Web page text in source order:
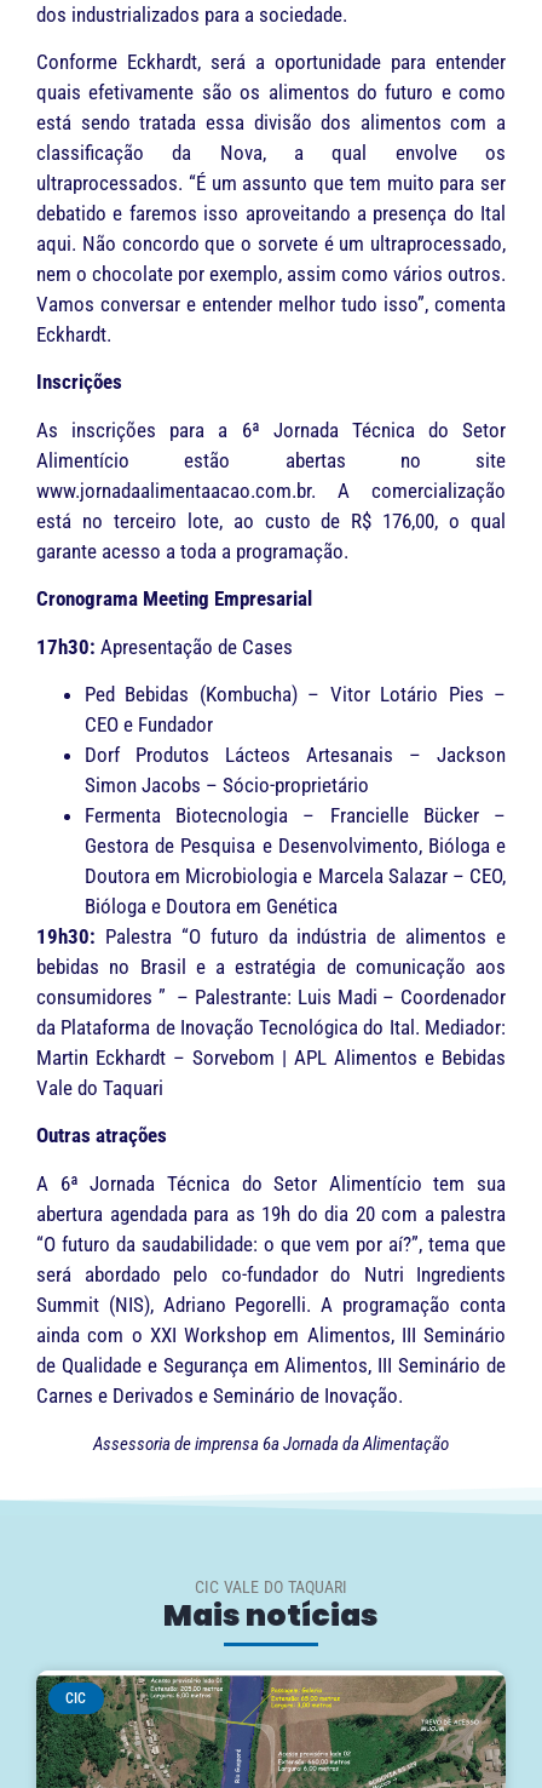
dos industrializados para a sociedade.
Conforme Eckhardt, será a oportunidade para entender
quais efetivamente são os alimentos do futuro e como
está sendo tratada essa divisão dos alimentos com a
classificação da Nova, a qual envolve os
ultraprocessados. “É um assunto que tem muito para ser
debatido e faremos isso aproveitando a presença do Ital
aqui. Não concordo que o sorvete é um ultraprocessado,
nem o chocolate por exemplo, assim como vários outros.
Vamos conversar e entender melhor tudo isso”, comenta
Eckhardt.
Inscrições
As inscrições para a 6ª Jornada Técnica do Setor
Alimentício estão abertas no site
www.jornadaalimentaacao.com.br. A comercialização
está no terceiro lote, ao custo de R$ 176,00, o qual
garante acesso a toda a programação.
Cronograma Meeting Empresarial
17h30: Apresentação de Cases
Ped Bebidas (Kombucha) – Vitor Lotário Pies –
CEO e Fundador
Dorf Produtos Lácteos Artesanais – Jackson
Simon Jacobs – Sócio-proprietário
Fermenta Biotecnologia – Francielle Bücker –
Gestora de Pesquisa e Desenvolvimento, Bióloga e
Doutora em Microbiologia e Marcela Salazar – CEO,
Bióloga e Doutora em Genética
19h30: Palestra “O futuro da indústria de alimentos e
bebidas no Brasil e a estratégia de comunicação aos
consumidores ” – Palestrante: Luis Madi – Coordenador
da Plataforma de Inovação Tecnológica do Ital. Mediador:
Martin Eckhardt – Sorvebom | APL Alimentos e Bebidas
Vale do Taquari
Outras atrações
A 6ª Jornada Técnica do Setor Alimentício tem sua
abertura agendada para as 19h do dia 20 com a palestra
“O futuro da saudabilidade: o que vem por aí?”, tema que
será abordado pelo co-fundador do Nutri Ingredients
Summit (NIS), Adriano Pegorelli. A programação conta
ainda com o XXI Workshop em Alimentos, III Seminário
de Qualidade e Segurança em Alimentos, III Seminário de
Carnes e Derivados e Seminário de Inovação.
Assessoria de imprensa 6a Jornada da Alimentação
CIC VALE DO TAQUARI
Mais notícias
CIC